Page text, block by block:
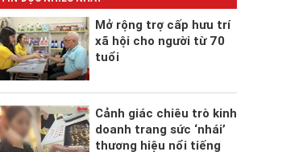
Mở rộng trợ cấp hưu trí
xã hội cho người từ 70
tuổi
Cảnh giác chiêu trò kinh
doanh trang sức ‘nhái’
thương hiệu nổi tiếng